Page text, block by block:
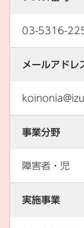
03-5316-
メールアドレ
事業分野
障害者・児
実施事業